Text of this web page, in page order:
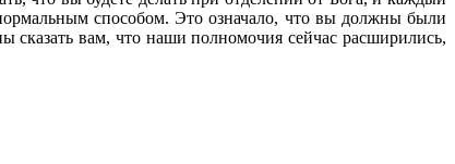
способом. Это означало, что вы должны были
сказать вам, что наши полномочия сейчас расширились,